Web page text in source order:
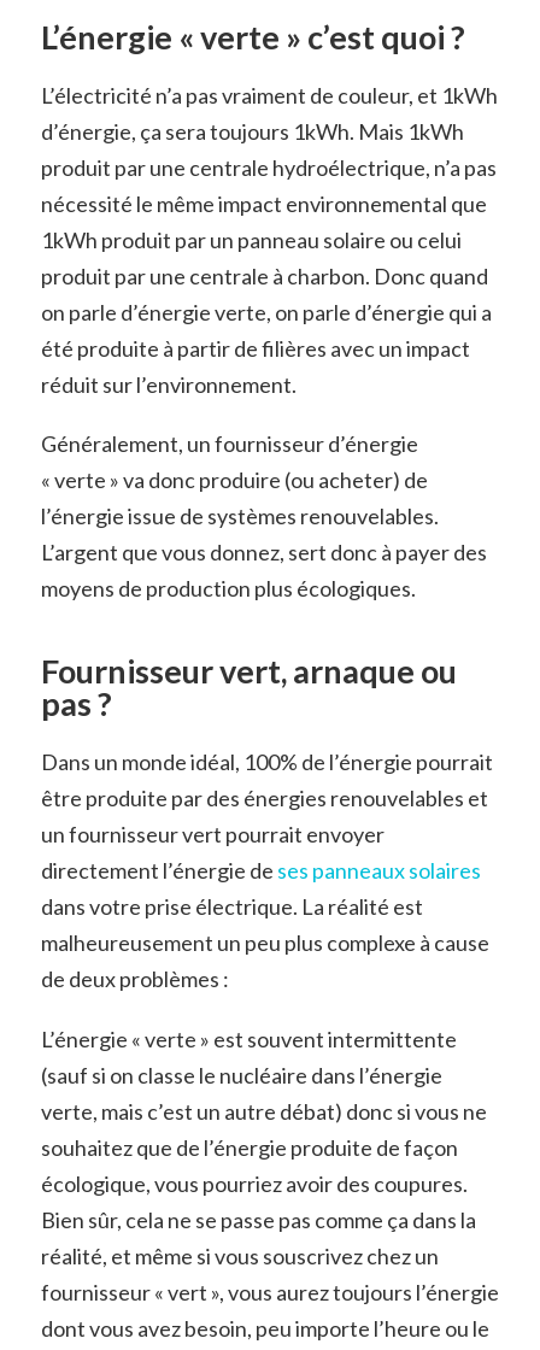
L’énergie « verte » c’est quoi ?
L’électricité n’a pas vraiment de couleur, et 1kWh
d’énergie, ça sera toujours 1kWh. Mais 1kWh
produit par une centrale hydroélectrique, n’a pas
nécessité le même impact environnemental que
1kWh produit par un panneau solaire ou celui
produit par une centrale à charbon. Donc quand
on parle d’énergie verte, on parle d’énergie qui a
été produite à partir de filières avec un impact
réduit sur l’environnement.
Généralement, un fournisseur d’énergie
« verte » va donc produire (ou acheter) de
l’énergie issue de systèmes renouvelables.
L’argent que vous donnez, sert donc à payer des
moyens de production plus écologiques.
Fournisseur vert, arnaque ou
pas ?
Dans un monde idéal, 100% de l’énergie pourrait
être produite par des énergies renouvelables et
un fournisseur vert pourrait envoyer
directement l’énergie de ses panneaux solaires
dans votre prise électrique. La réalité est
malheureusement un peu plus complexe à cause
de deux problèmes :
L’énergie « verte » est souvent intermittente
(sauf si on classe le nucléaire dans l’énergie
verte, mais c’est un autre débat) donc si vous ne
souhaitez que de l’énergie produite de façon
écologique, vous pourriez avoir des coupures.
Bien sûr, cela ne se passe pas comme ça dans la
réalité, et même si vous souscrivez chez un
fournisseur « vert », vous aurez toujours l’énergie
dont vous avez besoin, peu importe l’heure ou le